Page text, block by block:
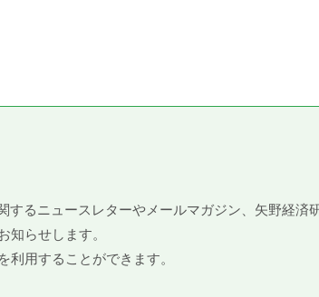
るニュースレターやメールマガジン、矢野経済
知らせします。
用することができます。